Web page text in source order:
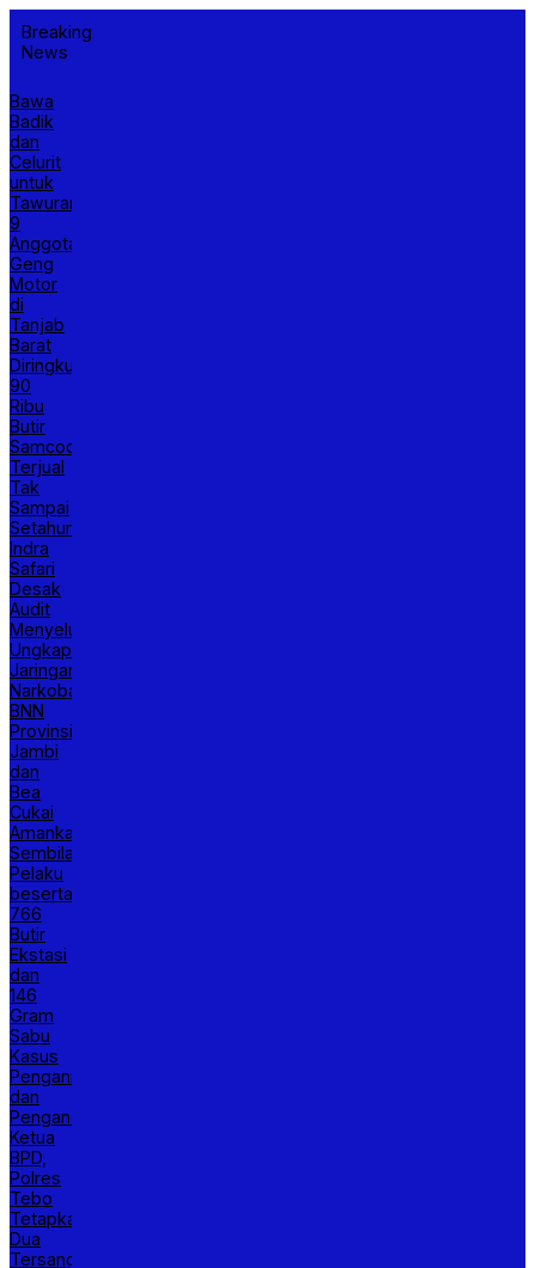
Breaking
News
Bawa
Badik
dan
Celurit
untuk
Tawuran,
9
Anggota
Geng
Motor
di
Tanjab
Barat
Diringkus
90
Ribu
Butir
Samcodin
Terjual
Tak
Sampai
Setahun,
Indra
Safari
Desak
Audit
Menyeluruh
Ungkap
Jaringan
Narkoba,
BNN
Provinsi
Jambi
dan
Bea
Cukai
Amankan
Sembilan
Pelaku
beserta
766
Butir
Ekstasi
dan
146
Gram
Sabu
Kasus
Penganiayaan
dan
Pengancaman
Ketua
BPD,
Polres
Tebo
Tetapkan
Dua
Tersangka